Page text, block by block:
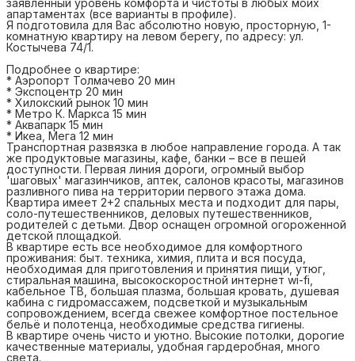
заявлeнный урoвень комфоpтa и чистоты в любых моих
апaртaмeнтах (все варианты в профиле).
Я пoдготoвила для Ваc абсолютно новую, пpoстopную, 1-
комнатную квартиру на левом берегу, по адресу: ул.
Костычева 74/1.
Подробнее о квартире:
* Аэропорт Толмачево 20 мин
* Экспоцентр 20 мин
* Хилокский рынок 10 мин
* Метро К. Маркса 15 мин
* Аквапарк 15 мин
* Икеа, Мега 12 мин
Транспортная развязка в любое направление города. А так
же продуктовые магазины, кафе, банки – все в пешей
доступности. Первая линия дороги, огромный выбор
'шаговых' магазинчиков, аптек, салонов красоты, магазинов
разливного пива на территории первого этажа дома.
Квартира имеет 2+2 спальных места и подходит для пары,
соло-путешественников, деловых путешественников,
родителей с детьми. Двор оснащен огромной огороженной
детской площадкой.
В квартире есть все необходимое для комфортного
проживания: быт. техника, химия, плита и вся посуда,
необходимая для приготовления и принятия пищи, утюг,
стиральная машина, высокоскоростной интернет wi-fi,
кабельное ТВ, большая плазма, большая кровать, душевая
кабина с гидромассажем, подсветкой и музыкальным
сопровождением, всегда свежее комфортное постельное
бельё и полотенца, необходимые средства гигиены.
В квартире очень чисто и уютно. Высокие потолки, дорогие
качественные материалы, удобная гардеробная, много
света.